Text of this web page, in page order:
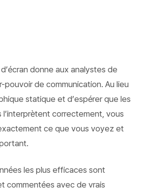
donne aux analystes de
pouvoir de communication. Au lieu
statique et d’espérer que les
correctement, vous
ce que vous voyez et
les plus efficaces sont
commentées avec de vrais